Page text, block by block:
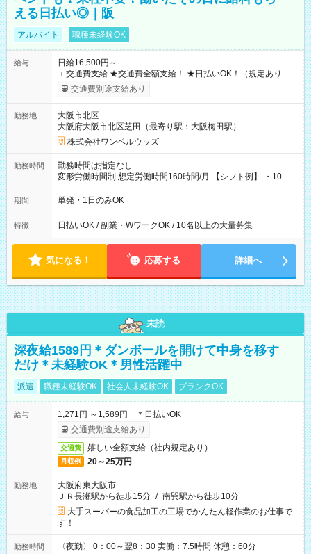
える日払い◎｜阪
アルバイト 職種未経験OK
給与
日給16,500円～
＋交通費支給 ★交通費全額支給！ ★日払いOK！（規定あり） ┗
働いたその日に現金GET♪ お仕事後はコンビニATMから 日払
交通費別途支給あり
勤務地
大阪市北区
大阪府大阪市北区芝田（最寄り駅：大阪梅田駅）
株式会社ワンベルウッズ
勤務時間
勤務時間は指定なし
変形労働時間制 想定労働時間160時間/月 【シフト例】 ・10：
00～20：00
期間 単発・1日のみOK
特徴 日払いOK / 副業・WワークOK / 10名以上の大量募集
気になる！ 応募する 詳細へ
未読
深夜給1589円＊ダンボールを開けて中身を移す
だけ＊未経験OK＊男性活躍中
派遣 職種未経験OK 社会人未経験OK ブランクOK
給与
1,271円 ～1,589円 ＊日払いOK
交通費別途支給あり
交通費 嬉しい全額支給（社内規定あり）
月収例 20～25万円
勤務地
大阪府東大阪市
ＪＲ長瀬駅から徒歩15分 / 南巽駅から徒歩10分
大手スーパーの食品加工の工場でかんたん軽作業のお仕事で
す！
勤務時間 〈夜勤〉 0：00～翌8：30 実働：7.5時間 休憩：60分